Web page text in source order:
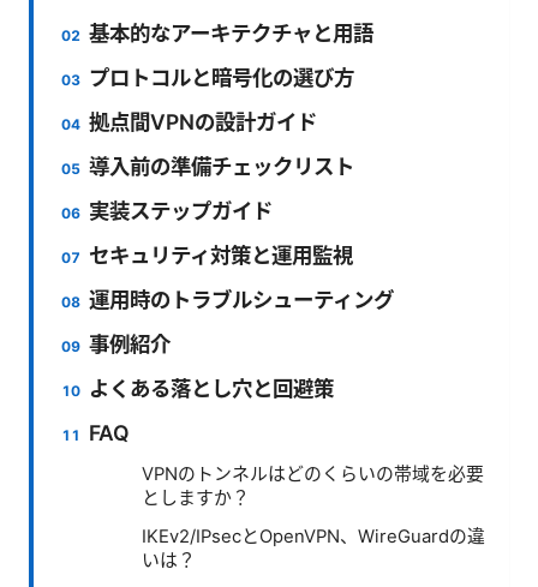
基本的なアーキテクチャと用語
プロトコルと暗号化の選び方
拠点間VPNの設計ガイド
導入前の準備チェックリスト
実装ステップガイド
セキュリティ対策と運用監視
運用時のトラブルシューティング
事例紹介
よくある落とし穴と回避策
FAQ
VPNのトンネルはどのくらいの帯域を必要
としますか？
IKEv2/IPsecとOpenVPN、WireGuardの違
いは？